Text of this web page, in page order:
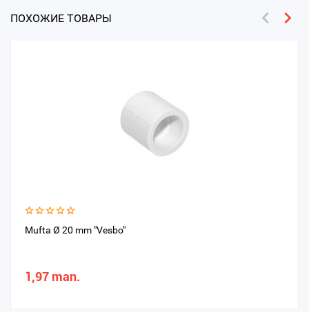
ПОХОЖИЕ ТОВАРЫ
Mufta Ø 20 mm "Vesbo"
1,97 man.